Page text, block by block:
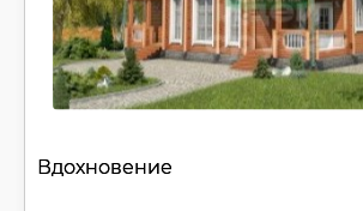
Вдохновение